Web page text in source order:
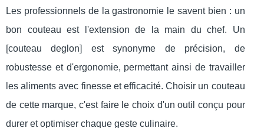
Les professionnels de la gastronomie le savent bien : un
bon couteau est l'extension de la main du chef. Un
[couteau deglon] est synonyme de précision, de
robustesse et d'ergonomie, permettant ainsi de travailler
les aliments avec finesse et efficacité. Choisir un couteau
de cette marque, c'est faire le choix d'un outil conçu pour
durer et optimiser chaque geste culinaire.